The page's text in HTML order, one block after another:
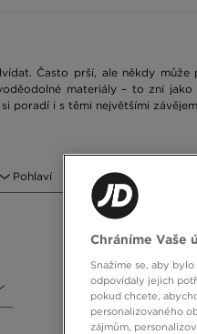
Často prší, ale někdy
materiály – to zní
poradí i s těmi největšími
Pohlaví
Chráníme Vaše
Snažíme se, aby
odpovídaly jejich
pokud chcete,
personalizovaného
zájmům,